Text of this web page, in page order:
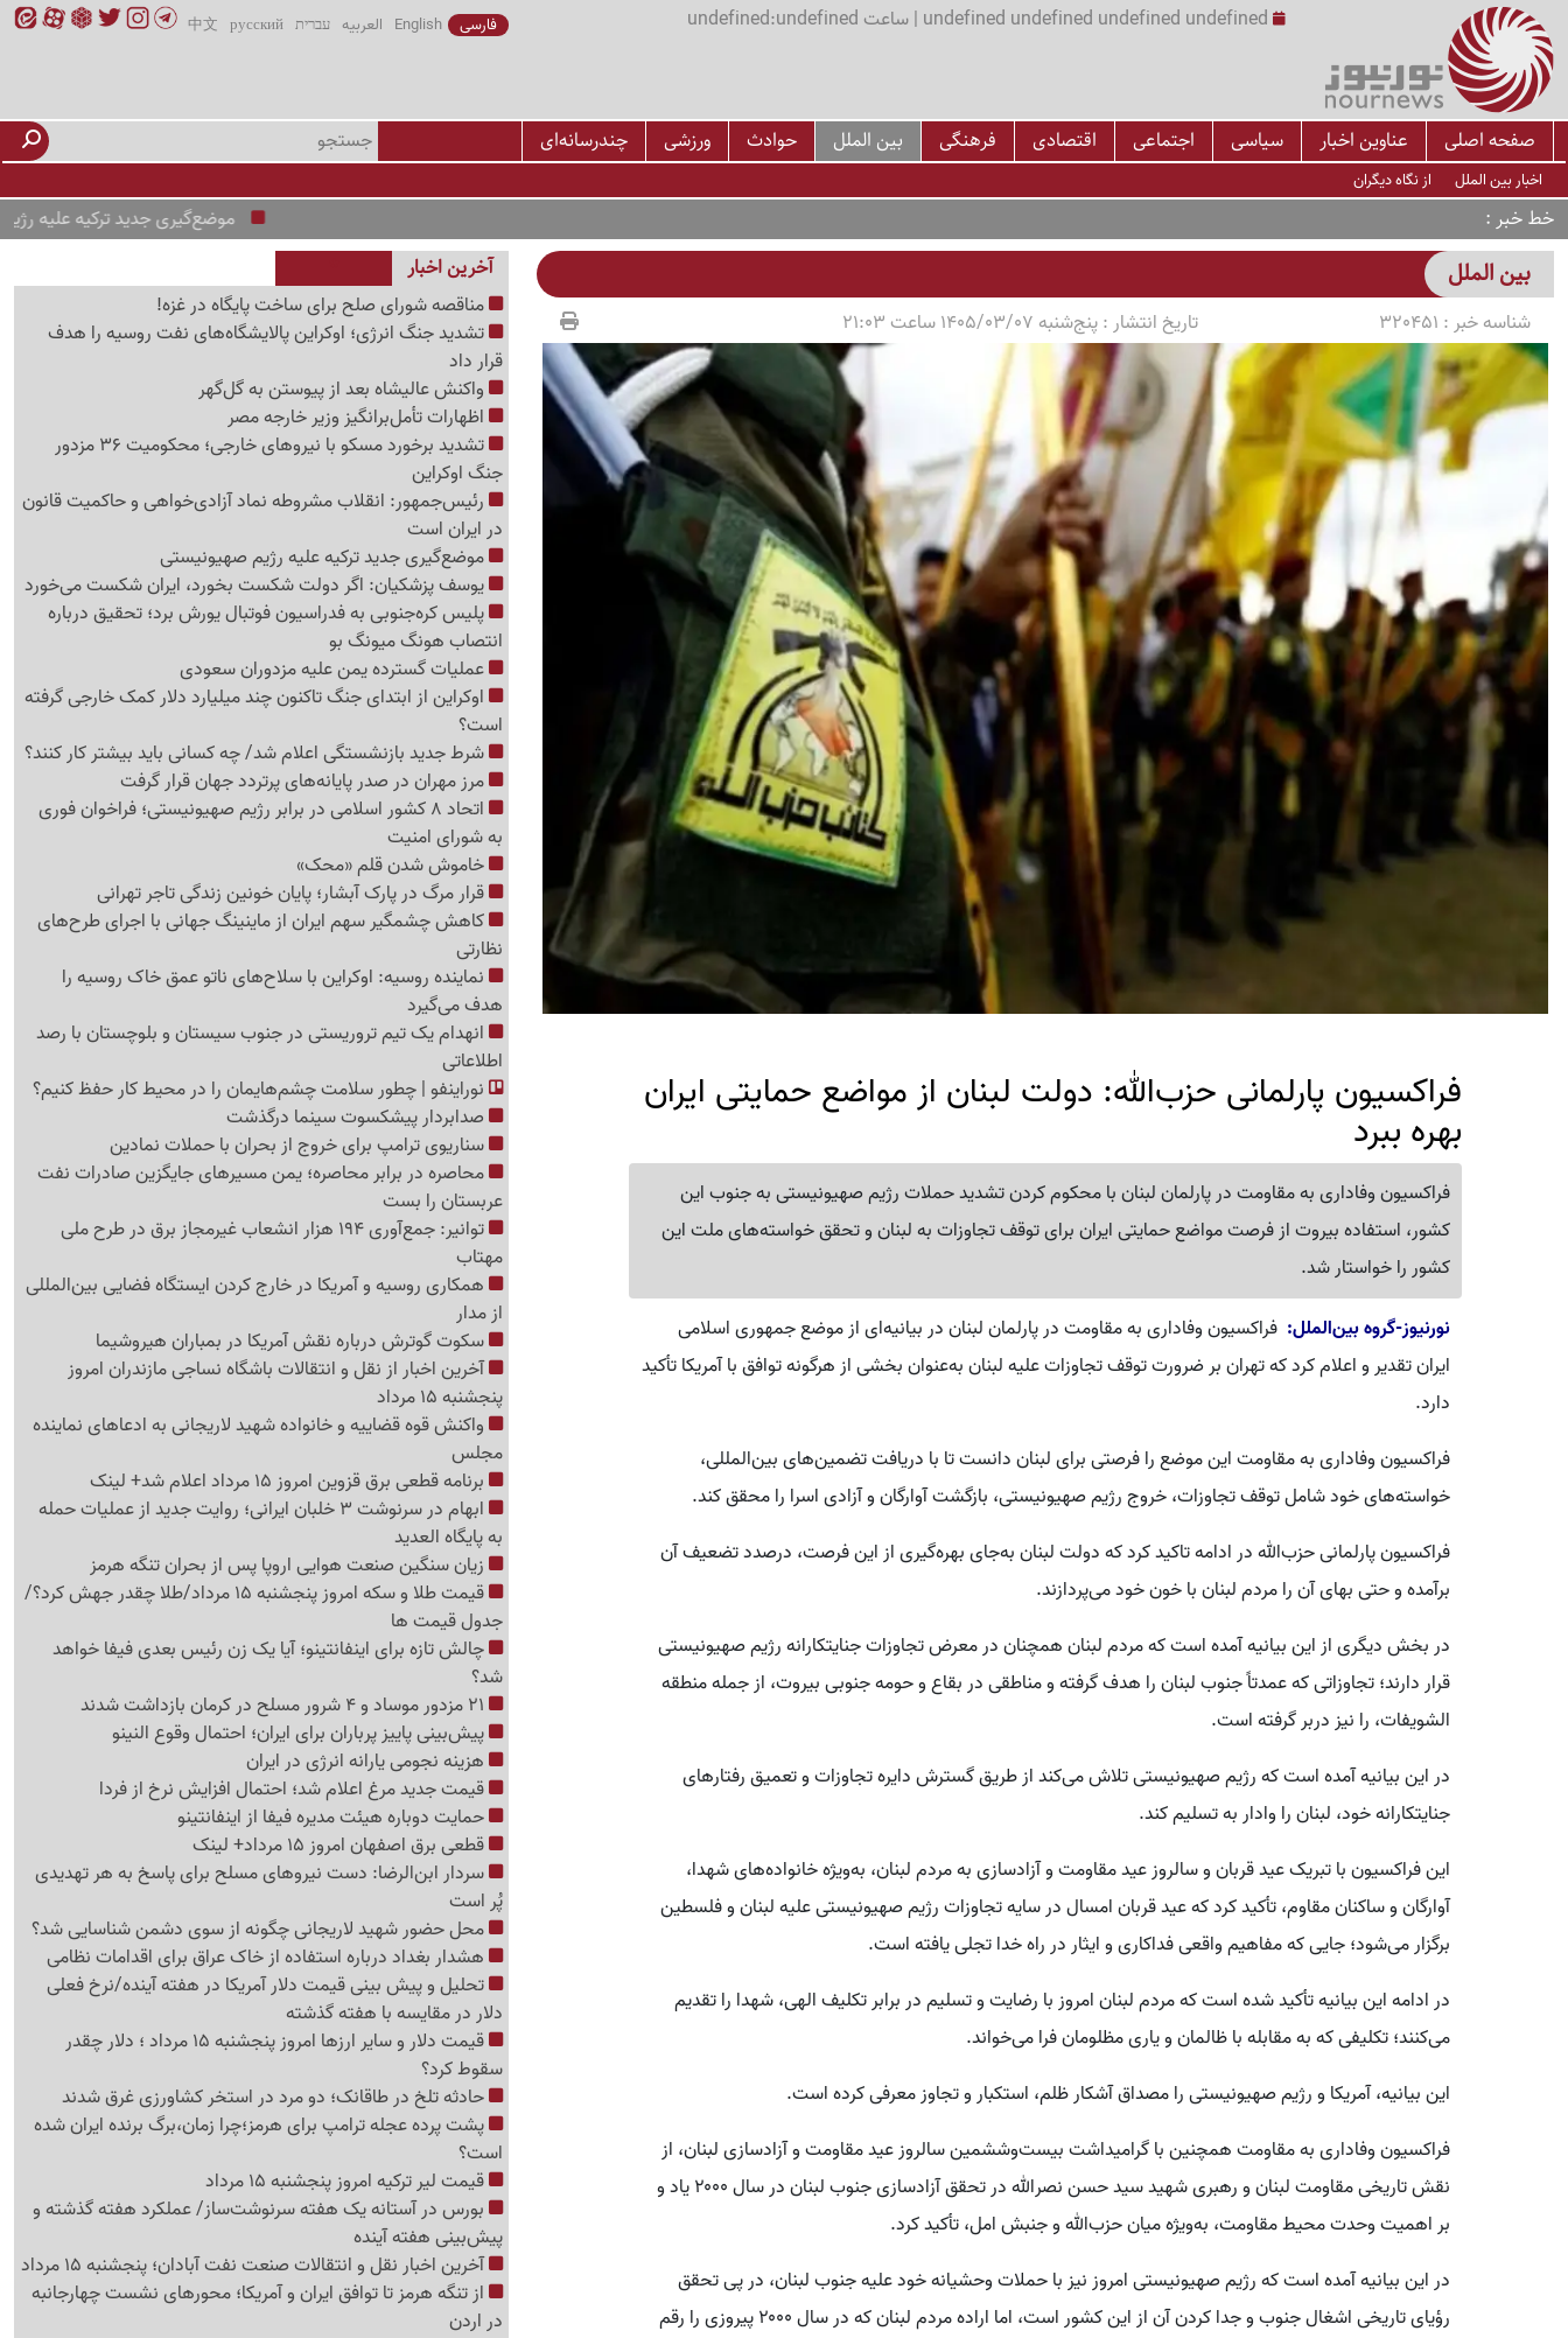
undefined undefined undefined undefined | ساعت undefined:undefined فارسی English العربیه עברית русский
中文
صفحه اصلی عناوین اخبار سیاسی اجتماعی اقتصادی فرهنگی بین الملل حوادث ورزشی چندرسانه‌ای
اخبار بین الملل از نگاه دیگران
خط خبر موضع‌گیری جدید ترکیه علیه رژیم
بین الملل
شناسه خبر : 320451 تاریخ انتشار :پنج‌شنبه 1405/03/07 ساعت 21:03
فراکسیون پارلمانی حزب‌الله: دولت لبنان از مواضع حمایتی ایران
بهره ببرد
فراکسیون وفاداری به مقاومت در پارلمان لبنان با محکوم کردن تشدید حملات رژیم صهیونیستی به جنوب این
کشور، استفاده بیروت از فرصت مواضع حمایتی ایران برای توقف تجاوزات به لبنان و تحقق خواسته‌های ملت این
کشور را خواستار شد.
نورنیوز-گروه بین‌الملل: فراکسیون وفاداری به مقاومت در پارلمان لبنان در بیانیه‌ای از موضع جمهوری اسلامی
ایران تقدیر و اعلام کرد که تهران بر ضرورت توقف تجاوزات علیه لبنان به‌عنوان بخشی از هرگونه توافق با آمریکا تأکید
دارد.
فراکسیون وفاداری به مقاومت این موضع را فرصتی برای لبنان دانست تا با دریافت تضمین‌های بین‌المللی،
خواسته‌های خود شامل توقف تجاوزات، خروج رژیم صهیونیستی، بازگشت آوارگان و آزادی اسرا را محقق کند.
فراکسیون پارلمانی حزب‌الله در ادامه تاکید کرد که دولت لبنان به‌جای بهره‌گیری از این فرصت، درصدد تضعیف آن
برآمده و حتی بهای آن را مردم لبنان با خون خود می‌پردازند.
در بخش دیگری از این بیانیه آمده است که مردم لبنان همچنان در معرض تجاوزات جنایتکارانه رژیم صهیونیستی
قرار دارند؛ تجاوزاتی که عمدتاً جنوب لبنان را هدف گرفته و مناطقی در بقاع و حومه جنوبی بیروت، از جمله منطقه
الشویفات، را نیز دربر گرفته است.
در این بیانیه آمده است که رژیم صهیونیستی تلاش می‌کند از طریق گسترش دایره تجاوزات و تعمیق رفتارهای
جنایتکارانه خود، لبنان را وادار به تسلیم کند.
این فراکسیون با تبریک عید قربان و سالروز عید مقاومت و آزادسازی به مردم لبنان، به‌ویژه خانواده‌های شهدا،
آوارگان و ساکنان مقاوم، تأکید کرد که عید قربان امسال در سایه تجاوزات رژیم صهیونیستی علیه لبنان و فلسطین
برگزار می‌شود؛ جایی که مفاهیم واقعی فداکاری و ایثار در راه خدا تجلی یافته است.
در ادامه این بیانیه تأکید شده است که مردم لبنان امروز با رضایت و تسلیم در برابر تکلیف الهی، شهدا را تقدیم
می‌کنند؛ تکلیفی که به مقابله با ظالمان و یاری مظلومان فرا می‌خواند.
این بیانیه، آمریکا و رژیم صهیونیستی را مصداق آشکار ظلم، استکبار و تجاوز معرفی کرده است.
فراکسیون وفاداری به مقاومت همچنین با گرامیداشت بیست‌وششمین سالروز عید مقاومت و آزادسازی لبنان، از
نقش تاریخی مقاومت لبنان و رهبری شهید سید حسن نصرالله در تحقق آزادسازی جنوب لبنان در سال ۲۰۰۰ یاد و
بر اهمیت وحدت محیط مقاومت، به‌ویژه میان حزب‌الله و جنبش امل، تأکید کرد.
در این بیانیه آمده است که رژیم صهیونیستی امروز نیز با حملات وحشیانه خود علیه جنوب لبنان، در پی تحقق
رؤیای تاریخی اشغال جنوب و جدا کردن آن از این کشور است، اما اراده مردم لبنان که در سال ۲۰۰۰ پیروزی را رقم
آخرین اخبار
مناقصه شورای صلح برای ساخت پایگاه در غزه!
تشدید جنگ انرژی؛ اوکراین پالایشگاه‌های نفت روسیه را هدف
قرار داد
واکنش عالیشاه بعد از پیوستن به گل‌گهر
اظهارات تأمل‌برانگیز وزیر خارجه مصر
تشدید برخورد مسکو با نیروهای خارجی؛ محکومیت 36 مزدور
جنگ اوکراین
رئیس‌جمهور: انقلاب مشروطه نماد آزادی‌خواهی و حاکمیت قانون
در ایران است
موضع‌گیری جدید ترکیه علیه رژیم صهیونیستی
یوسف پزشکیان: اگر دولت شکست بخورد، ایران شکست می‌خورد
پلیس کره‌جنوبی به فدراسیون فوتبال یورش برد؛ تحقیق درباره
انتصاب هونگ میونگ بو
عملیات گسترده یمن علیه مزدوران سعودی
اوکراین از ابتدای جنگ تاکنون چند میلیارد دلار کمک خارجی گرفته
است؟
شرط جدید بازنشستگی اعلام شد/ چه کسانی باید بیشتر کار کنند؟
مرز مهران در صدر پایانه‌های پرتردد جهان قرار گرفت
اتحاد 8 کشور اسلامی در برابر رژیم صهیونیستی؛ فراخوان فوری
به شورای امنیت
خاموش شدن قلم «محک»
قرار مرگ در پارک آبشار؛ پایان خونین زندگی تاجر تهرانی
کاهش چشمگیر سهم ایران از ماینینگ جهانی با اجرای طرح‌های
نظارتی
نماینده روسیه: اوکراین با سلاح‌های ناتو عمق خاک روسیه را
هدف می‌گیرد
انهدام یک تیم تروریستی در جنوب سیستان و بلوچستان با رصد
اطلاعاتی
نوراینفو | چطور سلامت چشم‌هایمان را در محیط کار حفظ کنیم؟
صدابردار پیشکسوت سینما درگذشت
سناریوی ترامپ برای خروج از بحران با حملات نمادین
محاصره در برابر محاصره؛ یمن مسیرهای جایگزین صادرات نفت
عربستان را بست
توانیر: جمع‌آوری 194 هزار انشعاب غیرمجاز برق در طرح ملی
مهتاب
همکاری روسیه و آمریکا در خارج کردن ایستگاه فضایی بین‌المللی
از مدار
سکوت گوترش درباره نقش آمریکا در بمباران هیروشیما
آخرین اخبار از نقل و انتقالات باشگاه نساجی مازندران امروز
پنجشنبه 15 مرداد
واکنش قوه قضاییه و خانواده شهید لاریجانی به ادعاهای نماینده
مجلس
برنامه قطعی برق قزوین امروز 15 مرداد اعلام شد+ لینک
ابهام در سرنوشت 3 خلبان ایرانی؛ روایت جدید از عملیات حمله
به پایگاه العدید
زیان سنگین صنعت هوایی اروپا پس از بحران تنگه هرمز
قیمت طلا و سکه امروز پنجشنبه 15 مرداد/طلا چقدر جهش کرد؟/
جدول قیمت ها
چالش تازه برای اینفانتینو؛ آیا یک زن رئیس بعدی فیفا خواهد
شد؟
پیش‌بینی پاییز پرباران برای ایران؛ احتمال وقوع النینو
هزینه نجومی یارانه انرژی در ایران
قیمت جدید مرغ اعلام شد؛ احتمال افزایش نرخ از فردا
حمایت دوباره هیئت مدیره فیفا از اینفانتینو
قطعی برق اصفهان امروز 15 مرداد+ لینک
سردار ابن‌الرضا: دست نیروهای مسلح برای پاسخ به هر تهدیدی
پُر است
محل حضور شهید لاریجانی چگونه از سوی دشمن شناسایی شد؟
هشدار بغداد درباره استفاده از خاک عراق برای اقدامات نظامی
تحلیل و پیش بینی قیمت دلار آمریکا در هفته آینده/نرخ فعلی
دلار در مقایسه با هفته گذشته
قیمت دلار و سایر ارزها امروز پنجشنبه 15 مرداد ؛ دلار چقدر
سقوط کرد؟
حادثه تلخ در طاقانک؛ دو مرد در استخر کشاورزی غرق شدند
پشت پرده عجله ترامپ برای هرمز؛چرا زمان،برگ برنده ایران شده
است؟
قیمت لیر ترکیه امروز پنجشنبه 15 مرداد
بورس در آستانه یک هفته سرنوشت‌ساز/ عملکرد هفته گذشته و
پیش‌بینی هفته آینده
آخرین اخبار نقل‌ و انتقالات صنعت نفت آبادان؛ پنجشنبه 15 مرداد
از تنگه هرمز تا توافق ایران و آمریکا؛ محورهای نشست چهارجانبه
در اردن